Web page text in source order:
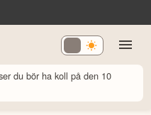
du bör ha koll på den 10